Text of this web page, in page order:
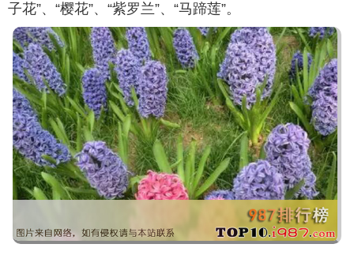
子花”、“樱花”、“紫罗兰”、“马蹄莲”。